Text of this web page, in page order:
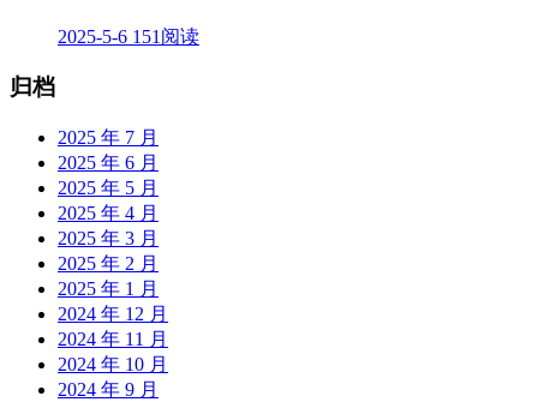
2025-5-6 151阅读
归档
2025 年 7 月
2025 年 6 月
2025 年 5 月
2025 年 4 月
2025 年 3 月
2025 年 2 月
2025 年 1 月
2024 年 12 月
2024 年 11 月
2024 年 10 月
2024 年 9 月